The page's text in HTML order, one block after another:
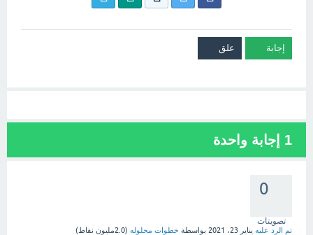
1 إجابة واحدة
0
تصويتات
تم الرد عليه يناير 23، 2021 بواسطة خطوات محلوله (2.0مليون نقاط)